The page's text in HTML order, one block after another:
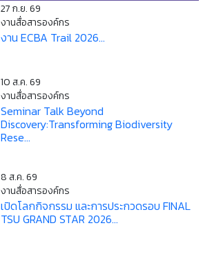
27 ก.ย. 69
งานสื่อสารองค์กร
งาน ECBA Trail 2026...
10 ส.ค. 69
งานสื่อสารองค์กร
Seminar Talk Beyond
Discovery:Transforming Biodiversity
Rese...
8 ส.ค. 69
งานสื่อสารองค์กร
เปิดโลกกิจกรรม และการประกวดรอบ FINAL
TSU GRAND STAR 2026...